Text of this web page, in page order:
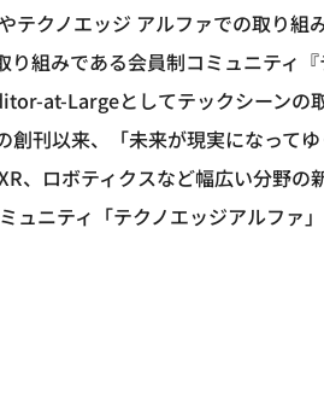
テクノエッジ アルファでの取り組
組みである会員制コミュニティ
at-Largeとしてテックシーンの
創刊以来、「未来が現実になって
、ロボティクスなど幅広い分野
ュニティ「テクノエッジアルファ